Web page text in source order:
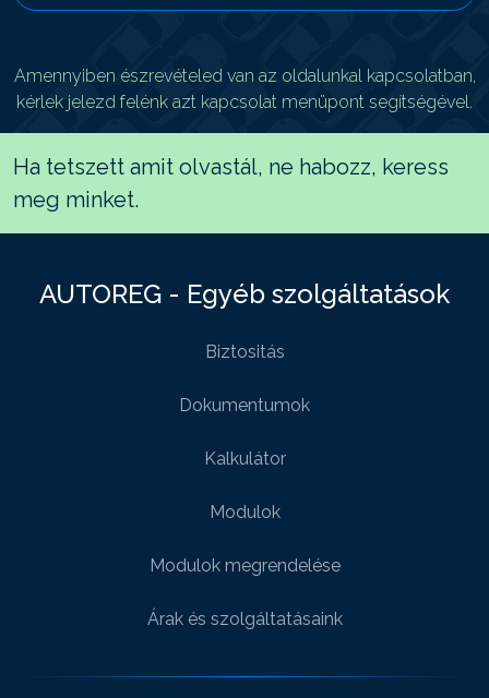
Amennyiben észrevételed van az oldalunkal kapcsolatban,
kérlek jelezd felénk azt kapcsolat menüpont segítségével.
Ha tetszett amit olvastál, ne habozz, keress
meg minket.
AUTOREG - Egyéb szolgáltatások
Biztositás
Dokumentumok
Kalkulátor
Modulok
Modulok megrendelése
Árak és szolgáltatásaink